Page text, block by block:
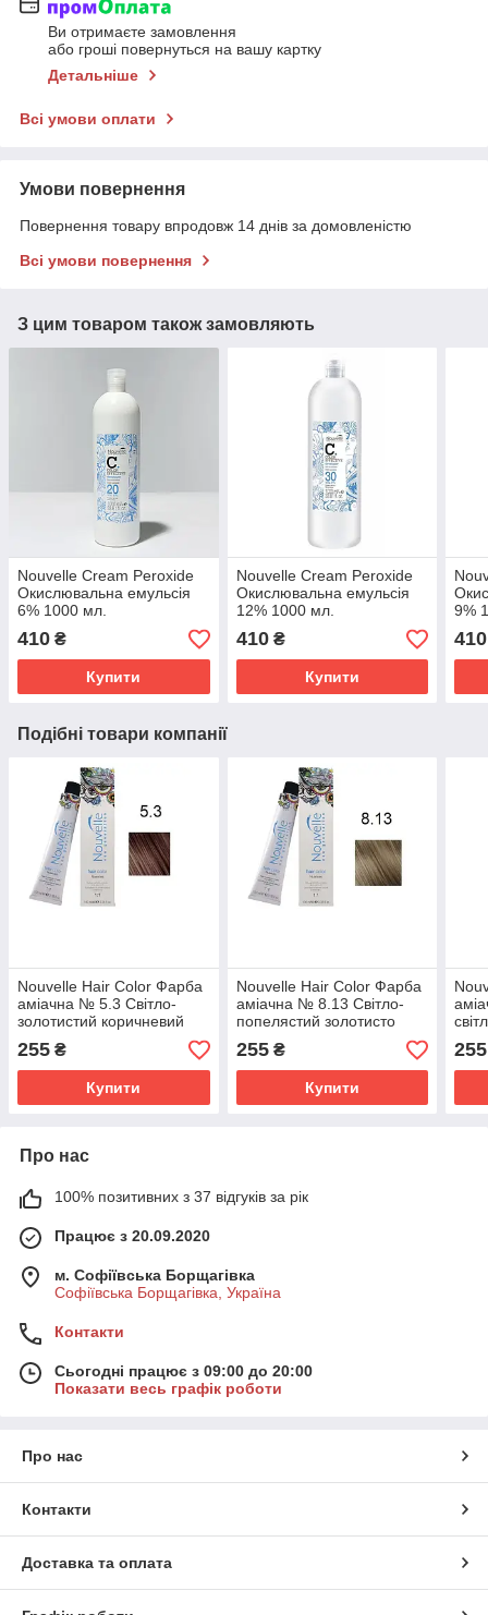
Ви отримаєте замовлення
або гроші повернуться на вашу картку
Детальніше
Всі умови оплати
Умови повернення
Повернення товару впродовж 14 днів за домовленістю
Всі умови повернення
З цим товаром також замовляють
Nouvelle Cream Peroxide
Окислювальна емульсія
6% 1000 мл.
410 ₴
Купити
Nouvelle Cream Peroxide
Окислювальна емульсія
12% 1000 мл.
410₴
Купити
9%
410
Подібні товари компанії
Nouvelle Hair Color Фарба
аміачна № 5.3 Світло-
золотистий коричневий
255 ₴
Купити
Nouvelle Hair Color Фарба
аміачна № 8.13 Світло-
попелястий золотисто
255₴
Купити
255
Про нас
100% позитивних з 37 відгуків за рік
Працює з 20.09.2020
м. Софіївська Борщагівка
Софіївська Борщагівка, Україна
Контакти
Сьогодні працює з 09:00 до 20:00
Показати весь графік роботи
Про нас
Контакти
Доставка та оплата